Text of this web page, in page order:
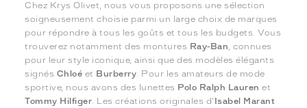
Chez Krys Olivet, nous vous proposons une sélection
soigneusement choisie parmi un large choix de marques
pour répondre à tous les goûts et tous les budgets. Vous
trouverez notamment des montures Ray-Ban, connues
pour leur style iconique, ainsi que des modèles élégants
signés Chloé et Burberry. Pour les amateurs de mode
sportive, nous avons des lunettes Polo Ralph Lauren et
Tommy Hilfiger. Les créations originales d' Isabel Marant